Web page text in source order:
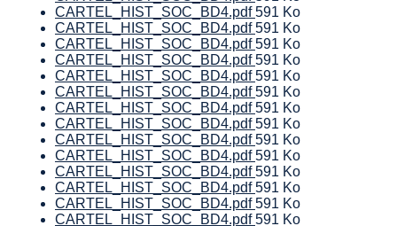
CARTEL_HIST_SOC_BD4.pdf591 Ko
CARTEL_HIST_SOC_BD4.pdf591 Ko
CARTEL_HIST_SOC_BD4.pdf591 Ko
CARTEL_HIST_SOC_BD4.pdf591 Ko
CARTEL_HIST_SOC_BD4.pdf591 Ko
CARTEL_HIST_SOC_BD4.pdf591 Ko
CARTEL_HIST_SOC_BD4.pdf591 Ko
CARTEL_HIST_SOC_BD4.pdf591 Ko
CARTEL_HIST_SOC_BD4.pdf591 Ko
CARTEL_HIST_SOC_BD4.pdf591 Ko
CARTEL_HIST_SOC_BD4.pdf591 Ko
CARTEL_HIST_SOC_BD4.pdf591 Ko
CARTEL_HIST_SOC_BD4.pdf591 Ko
CARTEL_HIST_SOC_BD4.pdf591 Ko